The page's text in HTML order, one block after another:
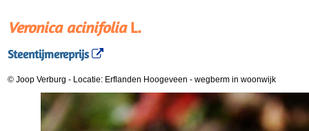
Veronica acinifoliaL.
Steentijmereprijs
© Joop Verburg - Locatie: Erflanden Hoogeveen - wegberm in woonwijk